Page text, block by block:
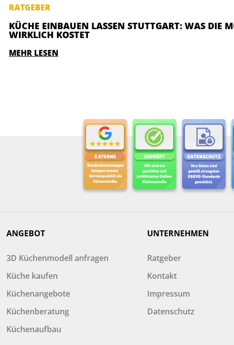
RATGEBER
KÜCHE EINBAUEN LASSEN STUTTGART: WAS DIE
WIRKLICH KOSTET
MEHR LESEN
ANGEBOT
3D Küchenmodell anfragen
Küche kaufen
Küchenangebote
Küchenberatung
Küchenaufbau
UNTERNEHMEN
Ratgeber
Kontakt
Impressum
Datenschutz